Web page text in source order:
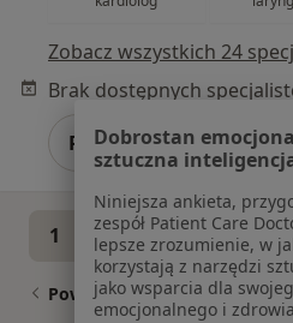
Zobacz wszystkich 24
Pokaż profil
1 2 3
Powiązane wyszukiwania
Dobrostan
sztuczna
Niniejsza ankieta,
zespół Patient Care
lepsze zrozumienie, w
korzystają z narzędzi
jako wsparcia dla
emocjonalnego i